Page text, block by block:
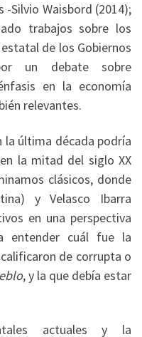
Silvio Waisbord (2014);
trabajos sobre los
de los Gobiernos
un debate sobre
en la economía
relevantes.
última década podría
la mitad del siglo XX
clásicos, donde
y Velasco Ibarra
en una perspectiva
entender cuál fue la
de corrupta o
, y la que debía estar
actuales y la